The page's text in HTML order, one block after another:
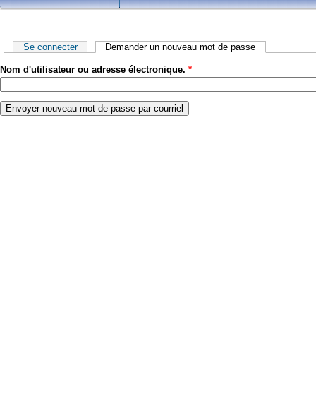
Onglets principaux
Se connecter Demander un nouveau mot de passe
Nom d'utilisateur ou adresse électronique. *